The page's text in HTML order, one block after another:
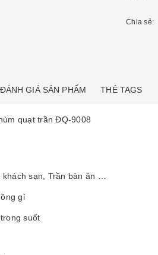
Chia sẻ:
ĐÁNH GIÁ SẢN PHẨM THẺ TAGS
quạt trần ĐQ-9008
sạn, Trần bàn ăn …
gỉ
suốt